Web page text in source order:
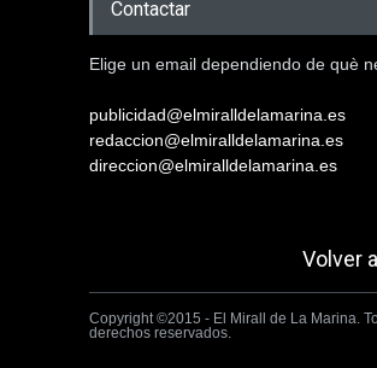
Contactar
Elige un email dependiendo de què
publicidad@elmiralldelamarina.es
redaccion@elmiralldelamarina.es
direccion@elmiralldelamarina.es
Volver
Copyright ©2015 - El Mirall de La Marina.
derechos reservados.